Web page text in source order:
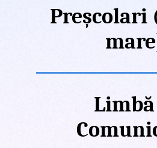
Preșcolari